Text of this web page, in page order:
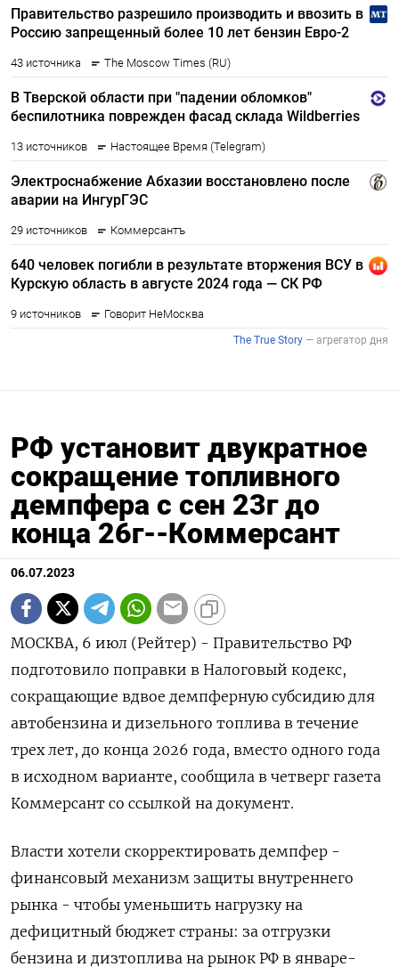
РФ установит двукратное
сокращение топливного
демпфера с сен 23г до
конца 26г--Коммерсант
06.07.2023
МОСКВА, 6 июл (Рейтер) - Правительство РФ
подготовило поправки в Налоговый кодекс,
сокращающие вдвое демпферную субсидию для
автобензина и дизельного топлива в течение
трех лет, до конца 2026 года, вместо одного года
в исходном варианте, сообщила в четверг газета
Коммерсант со ссылкой на документ.
Власти хотели скорректировать демпфер -
финансовый механизм защиты внутреннего
рынка - чтобы уменьшить нагрузку на
дефицитный бюджет страны: за отгрузки
бензина и дизтоплива на рынок РФ в январе-